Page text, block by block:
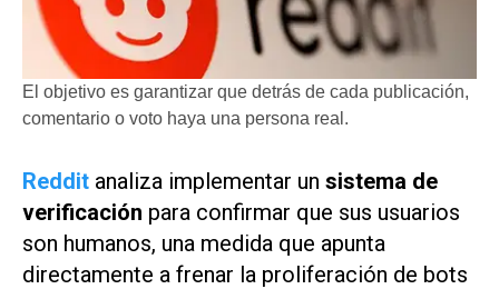
El objetivo es garantizar que detrás de cada publicación,
comentario o voto haya una persona real.
Reddit analiza implementar un sistema de
verificación para confirmar que sus usuarios
son humanos, una medida que apunta
directamente a frenar la proliferación de bots